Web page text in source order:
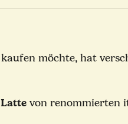
möchte, hat
von renommierten